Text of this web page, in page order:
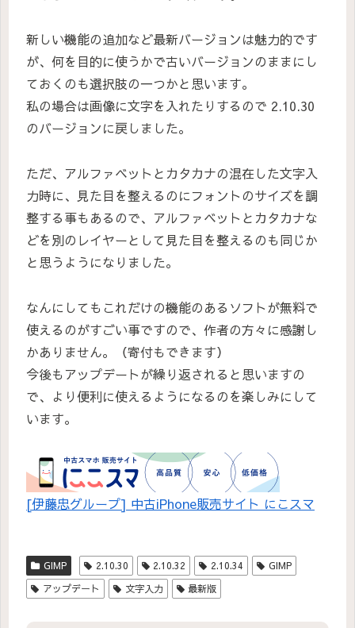
新しい機能の追加など最新バージョンは魅力的です
が、何を目的に使うかで古いバージョンのままにし
ておくのも選択肢の一つかと思います。
私の場合は画像に文字を入れたりするので 2.10.30
のバージョンに戻しました。
ただ、アルファベットとカタカナの混在した文字入
力時に、見た目を整えるのにフォントのサイズを調
整する事もあるので、アルファベットとカタカナな
どを別のレイヤーとして見た目を整えるのも同じか
と思うようになりました。
なんにしてもこれだけの機能のあるソフトが無料で
使えるのがすごい事ですので、作者の方々に感謝し
かありません。（寄付もできます）
今後もアップデートが繰り返されると思いますの
で、より便利に使えるようになるのを楽しみにして
います。
[伊藤忠グループ] 中古iPhone販売サイト にこスマ
GIMP 2.10.30 2.10.32 2.10.34
GIMP
アップデート
文字入力 最新版